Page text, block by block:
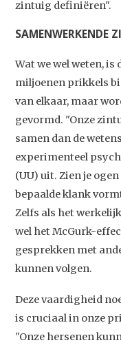
zintuig definiëren".
SAMENWERKENDE
Wat we wel weten,
miljoenen prikkels
van elkaar, maar
gevormd. "Onze
samen dan de
experimenteel
(UU) uit. Zien je
bepaalde klank
Zelfs als het
wel het McGurk-
gesprekken met
kunnen volgen.
Deze vaardigheid
is cruciaal in onze
"Onze hersenen